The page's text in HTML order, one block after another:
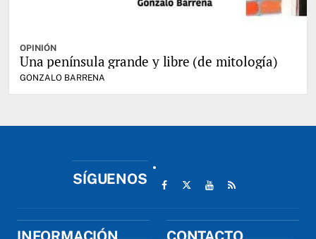
OPINIÓN
Una península grande y libre (de mitología)
GONZALO BARRENA
SÍGUENOS